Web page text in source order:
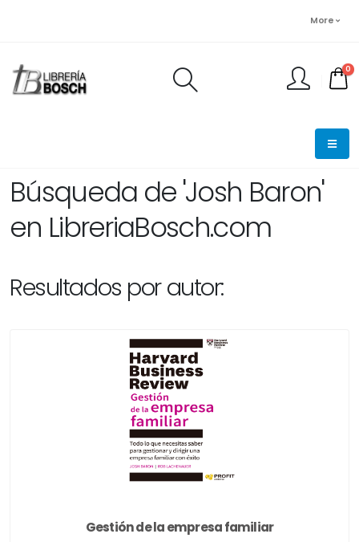
More
0
Búsqueda de 'Josh Baron'
en LibreriaBosch.com
Resultados por autor:
Gestión de la empresa familiar